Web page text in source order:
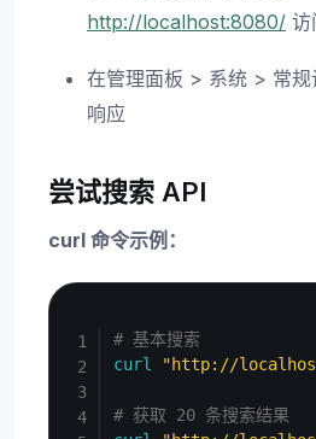
http://localhost:8080/ 访
在管理面板 > 系统 > 常
响应
尝试搜索 API
curl 命令示例：
# 基本搜索
curl
"http://
# 获取 20 条搜索结果